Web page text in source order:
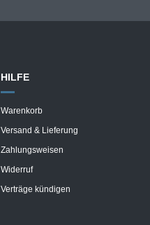
HILFE
Warenkorb
Versand & Lieferung
Zahlungsweisen
Widerruf
Verträge kündigen